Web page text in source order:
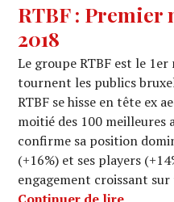
RTBF : Premier
2018
Le groupe RTBF est le
tournent les publics
RTBF se hisse en tête ex
moitié des 100 meilleures
confirme sa position
(+16%) et ses players
engagement croissant sur
RTBF :